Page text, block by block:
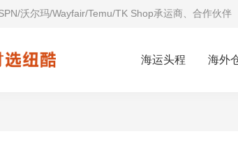
沃尔玛/Wayfair/Temu/TK Shop承运商、合作伙伴
海运头程 海外